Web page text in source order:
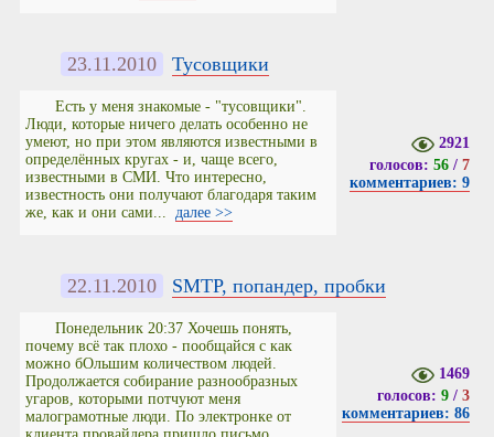
23.11.2010 Тусовщики
Есть у меня знакомые - "тусовщики".
Люди, которые ничего делать особенно не
умеют, но при этом являются известными в
определённых кругах - и, чаще всего,
известными в СМИ. Что интересно,
известность они получают благодаря таким
же, как и они сами... далее >>
2921
голосов: 56/ 7
комментариев: 9
22.11.2010 SMTP, попандер, пробки
Понедельник 20:37 Хочешь понять,
почему всё так плохо - пообщайся с как
можно бОльшим количеством людей.
Продолжается собирание разнообразных
угаров, которыми потчуют меня
малограмотные люди. По электронке от
1469
голосов: 9/ 3
комментариев: 86